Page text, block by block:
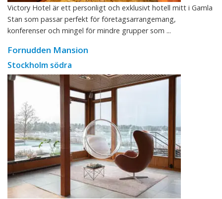
Victory Hotel är ett personligt och exklusivt hotell mitt i Gamla
Stan som passar perfekt för företagsarrangemang,
konferenser och mingel för mindre grupper som ...
Fornudden Mansion
Stockholm södra